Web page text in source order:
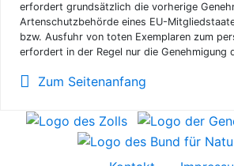
erfordert grundsätzlich die vorherige
Artenschutzbehörde eines EU-
bzw. Ausfuhr von toten Exemplaren zum
erfordert in der Regel nur die Genehmigung
Zum Seitenanfang